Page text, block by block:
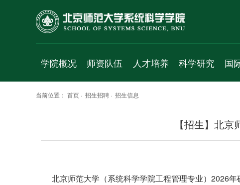
学院概况
党政班子
工作机构
师资队伍
访问学者
行政人员
人才培养 科学研究
研究成果
科研项目
学术报告
国
学
国
当前位置： 首页 · 招生招聘 · 招生信息
【招生】北
北京师范大学（系统科学学院工程管理专业）2026